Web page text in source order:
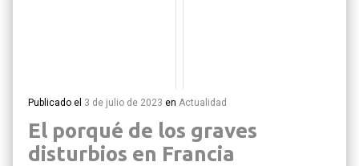
Publicado el 3 de julio de 2023 en Actualidad
El porqué de los graves
disturbios en Francia